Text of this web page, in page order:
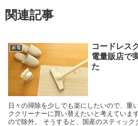
関連記事
家電
コードレス
電量販店で
た
日々の掃除を少しでも楽にしたいので、重
ククリーナーに買い替えたいと考えていま
ので除外。 そうすると、国産のスティック